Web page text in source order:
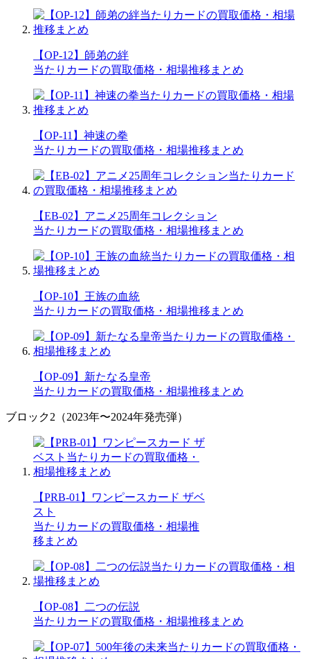
【OP-12】師弟の絆
当たりカードの買取価格・相場推移まとめ
【OP-11】神速の拳
当たりカードの買取価格・相場推移まとめ
【EB-02】アニメ25周年コレクション
当たりカードの買取価格・相場推移まとめ
【OP-10】王族の血統
当たりカードの買取価格・相場推移まとめ
【OP-09】新たなる皇帝
当たりカードの買取価格・相場推移まとめ
ブロック2（2023年〜2024年発売弾）
【PRB-01】ワンピースカード ザベ
スト
当たりカードの買取価格・相場推
移まとめ
【OP-08】二つの伝説
当たりカードの買取価格・相場推移まとめ